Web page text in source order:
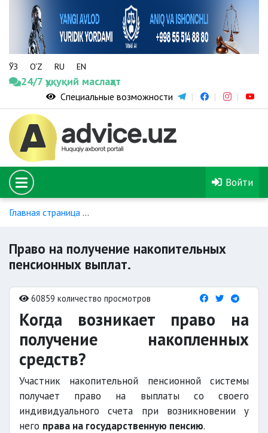
ЎЗ O‘Z RU EN
24/7 ҳуқуқий маслаҳат
Специальные возможности
Войти
Главная страница
Право на получение накопительных
пенсионных выплат.
60859 количество просмотров
Когда возникает право на
получение накопленных
средств?
Участник накопительной пенсионной системы
получает право на выплаты со своего
индивидуального счета при возникновении у
него права на государственную пенсию.